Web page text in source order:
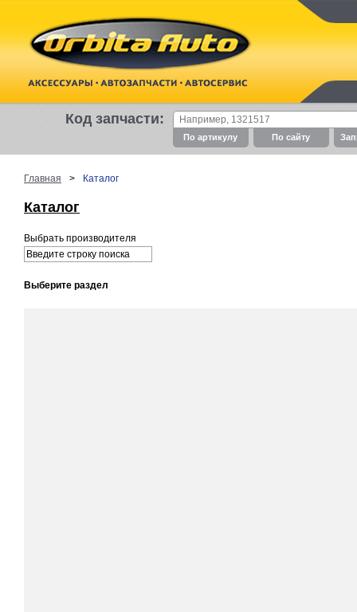
Код запчасти:
По артикулу По cайту
Главная > Каталог
Каталог
Выбрать производителя
Выберите раздел